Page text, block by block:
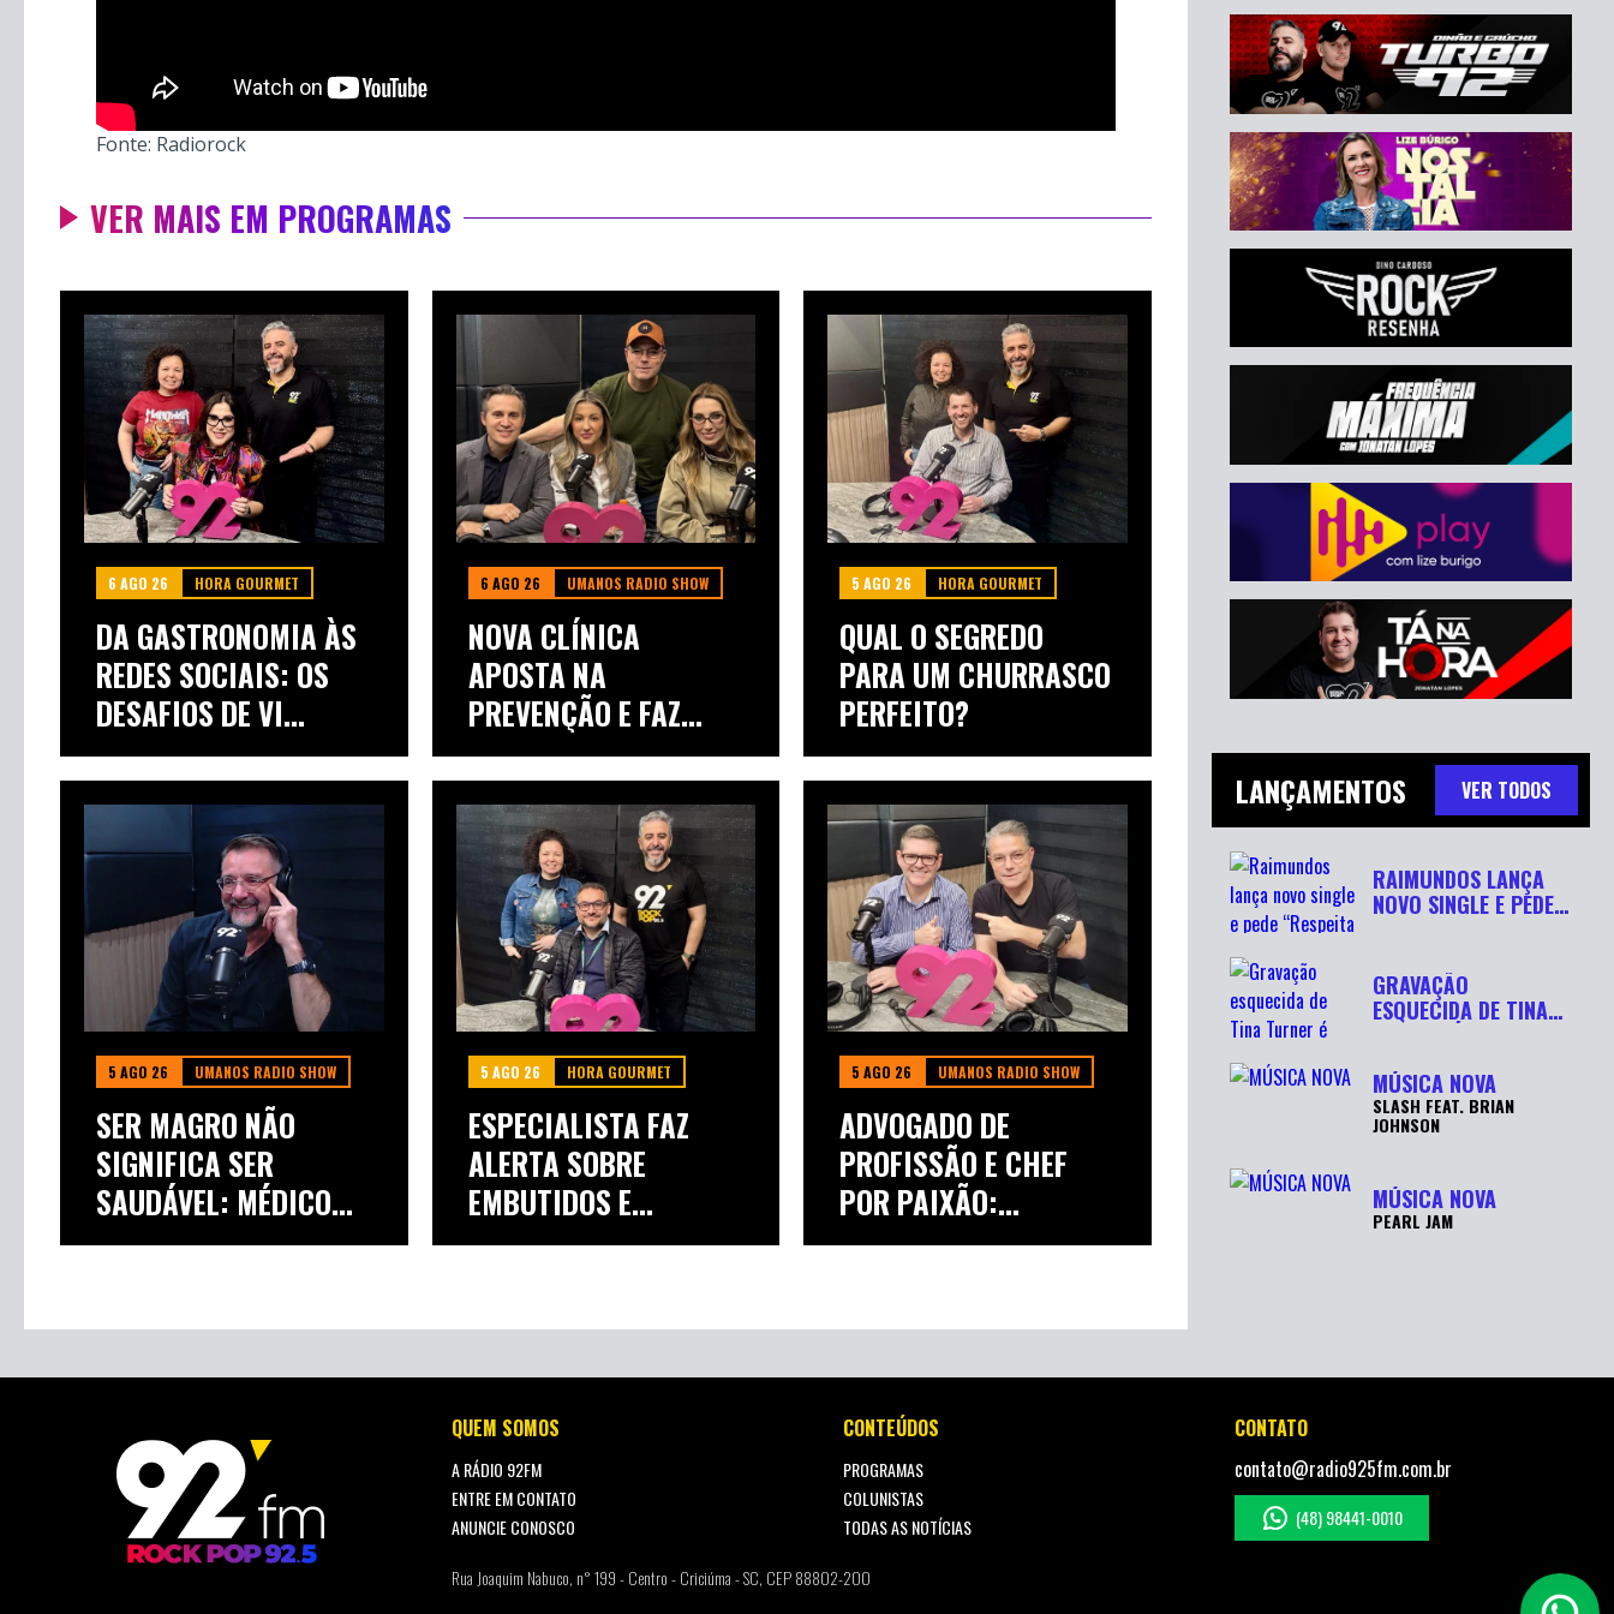
Fonte: Radiorock
VER MAIS EM PROGRAMAS
6 AGO 26 HORA GOURMET
DA GASTRONOMIA ÀS
REDES SOCIAIS: OS
DESAFIOS DE VI...
6 AGO 26 UMANOS RADIO SHOW
NOVA CLÍNICA
APOSTA NA
PREVENÇÃO E FAZ
ALERTA: DOE...
5 AGO 26 HORA GOURMET
QUAL O SEGREDO
PARA UM CHURRASCO
PERFEITO?
5 AGO 26 UMANOS RADIO SHOW
SER MAGRO NÃO
SIGNIFICA SER
SAUDÁVEL: MÉDICO
FAZ A...
5 AGO 26 HORA GOURMET
ESPECIALISTA FAZ
ALERTA SOBRE
EMBUTIDOS E
EXPLICA...
5 AGO 26 UMANOS RADIO SHOW
ADVOGADO DE
PROFISSÃO E CHEF
POR PAIXÃO:
SCHELPÃO...
LANÇAMENTOS VER TODOS
RAIMUNDOS LANÇA
NOVO SINGLE E PEDE
GRAVAÇÃO
ESQUECIDA DE TINA
MÚSICA NOVA
SLASH FEAT. BRIAN
JOHNSON
MÚSICA NOVA
PEARL JAM
QUEM SOMOS
A RÁDIO 92FM
ENTRE EM CONTATO
ANUNCIE CONOSCO
CONTEÚDOS
PROGRAMAS
COLUNISTAS
TODAS AS NOTÍCIAS
CONTATO
contato@radio925fm.com.br
(48) 98441-0010
Rua Joaquim Nabuco, n° 199 - Centro - Criciúma - SC, CEP 88802-200